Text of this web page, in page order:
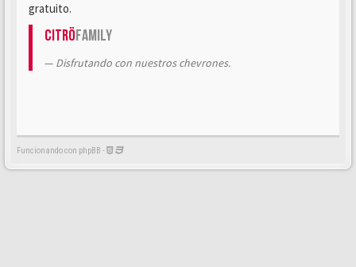
gratuito.
CitröFamily
Disfrutando con nuestros chevrones.
Funcionando con phpBB -